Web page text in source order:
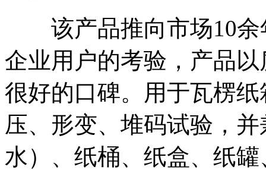
该产品推向市场10余
企业用户的考验，产品
很好的口碑。用于瓦楞
压、形变、堆码试验，
水）、纸桶、纸盒、纸